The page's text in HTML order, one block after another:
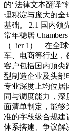
的“法律文本翻译”
理积淀与庞大的全
基础。 2.1 国内领
常年稳居
（Tier 1），在全
车、电商等行业，
客户包括国内顶尖
型制造企业及头部
专业深度上均位居
同与调度能力，深
面清单制定，能够
准的字段级合规建
体系搭建、争议解